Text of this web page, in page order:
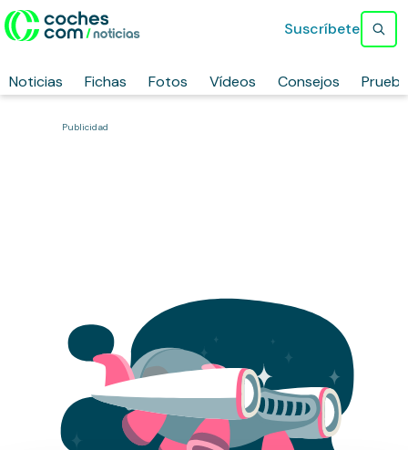
Noticias Fichas Fotos Vídeos Consejos
Suscríbete
Publicidad